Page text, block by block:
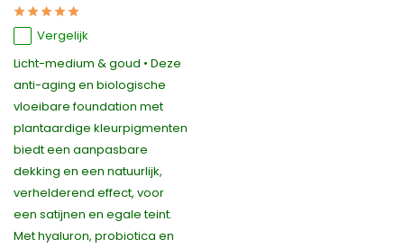
Vergelijk
Licht-medium & goud • Deze
anti-aging en biologische
vloeibare foundation met
plantaardige kleurpigmenten
biedt een aanpasbare
dekking en een natuurlijk,
verhelderend effect, voor
een satijnen en egale teint.
Met hyaluron, probiotica en